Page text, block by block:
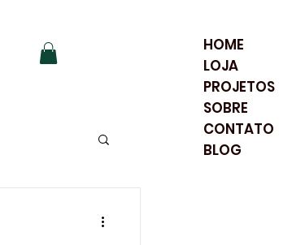
HOME
LOJA
PROJETOS
SOBRE
CONTATO
BLOG